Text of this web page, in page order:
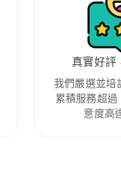
真實好評
我們嚴選並培
累積服務超
意度高